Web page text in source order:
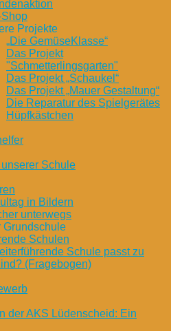
Shop
Projekte
„Die GemüseKlasse“
Das Projekt
"Schmetterlingsgarten"
Das Projekt „Schaukel“
Das Projekt „Mauer Gestaltung“
Die Reparatur des Spielgerätes
Hüpfkästchen
Schule
in Bildern
unterwegs
Grundschule
Schulen
Schule passt zu
(Fragebogen)
der AKS Lüdenscheid: Ein